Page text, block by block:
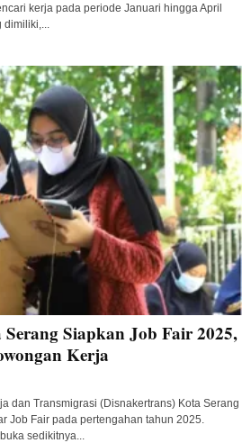
kerja pada periode Januari hingga April
dimiliki,...
Siapkan Job Fair 2025,
Kerja
dan Transmigrasi (Disnakertrans) Kota Serang
Job Fair pada pertengahan tahun 2025.
sedikitnya...